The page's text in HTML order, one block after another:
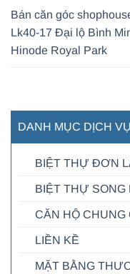
Bán căn góc
Lk40-17 Đại lộ Bình
Hinode Royal Park
DANH MỤC DỊCH VỤ
BIỆT THỰ ĐƠN
BIỆT THỰ SONG
CĂN HỘ CHUNG
LIỀN KỀ
MẶT BẰNG